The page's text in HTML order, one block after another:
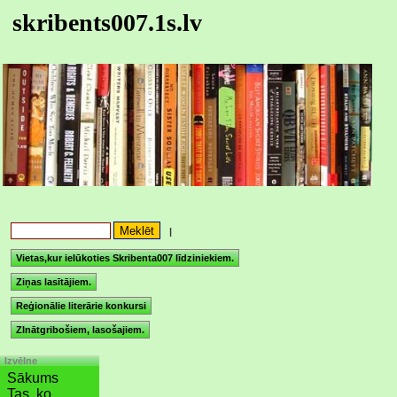
skribents007.1s.lv
|
Vietas,kur ielūkoties Skribenta007 līdziniekiem.
Ziņas lasītājiem.
Reģionālie literārie konkursi
ZInātgribošiem, lasošajiem.
Izvēlne
Sākums
Tas, ko